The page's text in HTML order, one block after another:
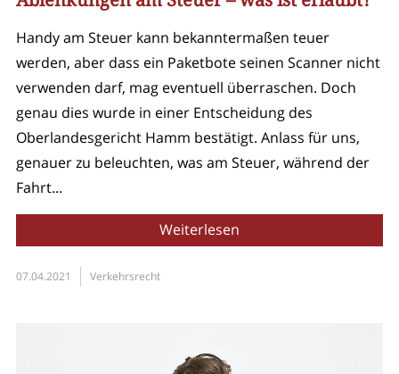
Handy am Steuer kann bekanntermaßen teuer
werden, aber dass ein Paketbote seinen Scanner nicht
verwenden darf, mag eventuell überraschen. Doch
genau dies wurde in einer Entscheidung des
Oberlandesgericht Hamm bestätigt. Anlass für uns,
genauer zu beleuchten, was am Steuer, während der
Fahrt...
Weiterlesen
07.04.2021 Verkehrsrecht